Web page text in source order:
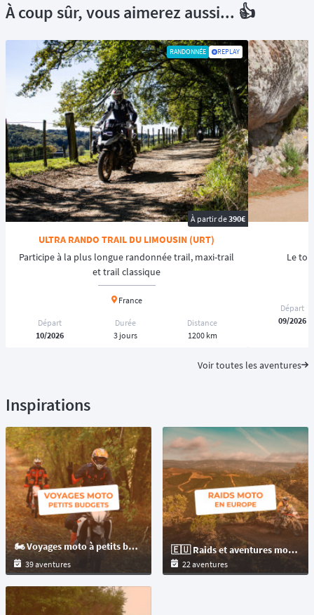
À coup sûr, vous aimerez aussi... 👍
RANDONNÉE REPLAY
À partir de390€
ULTRA RANDO TRAIL DU LIMOUSIN (URT)
Participe à la plus longue randonnée trail, maxi-trail
et trail classique
France
Départ
10/2026
Durée
3 jours
Distance
1200 km
Le
Départ
09/2026
Voir toutes les aventures
Inspirations
🏍️ Voyages moto à petits budgets : raids et randonnées moto
39 aventures
🇪🇺 Raids et aventures moto offroad en Europe pour les motos : trails et maxitrails !
22 aventures